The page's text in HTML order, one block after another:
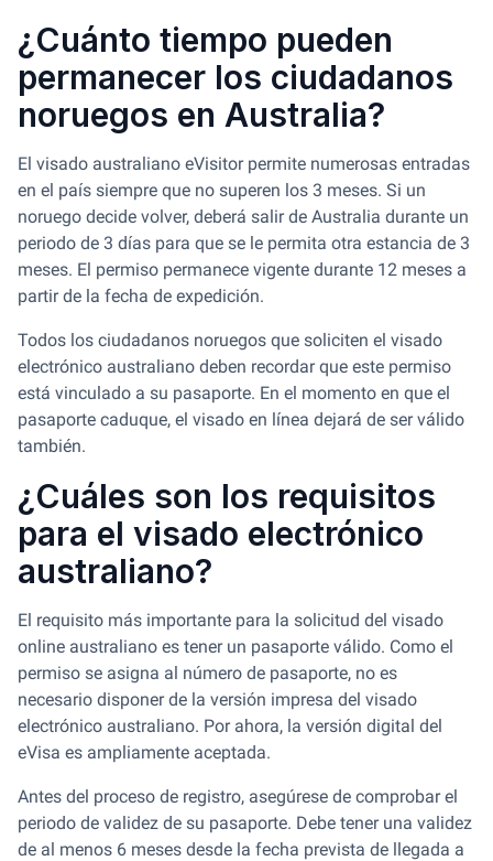
¿Cuánto tiempo pueden
permanecer los ciudadanos
noruegos en Australia?
El visado australiano eVisitor permite numerosas entradas
en el país siempre que no superen los 3 meses. Si un
noruego decide volver, deberá salir de Australia durante un
periodo de 3 días para que se le permita otra estancia de 3
meses. El permiso permanece vigente durante 12 meses a
partir de la fecha de expedición.
Todos los ciudadanos noruegos que soliciten el visado
electrónico australiano deben recordar que este permiso
está vinculado a su pasaporte. En el momento en que el
pasaporte caduque, el visado en línea dejará de ser válido
también.
¿Cuáles son los requisitos
para el visado electrónico
australiano?
El requisito más importante para la solicitud del visado
online australiano es tener un pasaporte válido. Como el
permiso se asigna al número de pasaporte, no es
necesario disponer de la versión impresa del visado
electrónico australiano. Por ahora, la versión digital del
eVisa es ampliamente aceptada.
Antes del proceso de registro, asegúrese de comprobar el
periodo de validez de su pasaporte. Debe tener una validez
de al menos 6 meses desde la fecha prevista de llegada a